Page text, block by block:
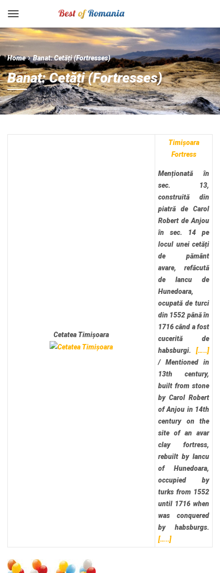
Home Banat: Cetăți (Fortresses)
Banat: Cetăți (Fortresses)
Cetatea Timișoara
Timișoara
Fortress
Menționată în
sec. 13,
construită din
piatră de Carol
Robert de Anjou
în sec. 14 pe
locul unei cetăți
de pământ
avare, refăcută
de Iancu de
Hunedoara,
ocupată de turci
din 1552 până în
1716 când a fost
cucerită de
habsburgi. […..]
/ Mentioned in
13th century,
built from stone
by Carol Robert
of Anjou in 14th
century on the
site of an avar
clay fortress,
rebuilt by Iancu
of Hunedoara,
occupied by
turks from 1552
until 1716 when
was conquered
by habsburgs.
[…..]